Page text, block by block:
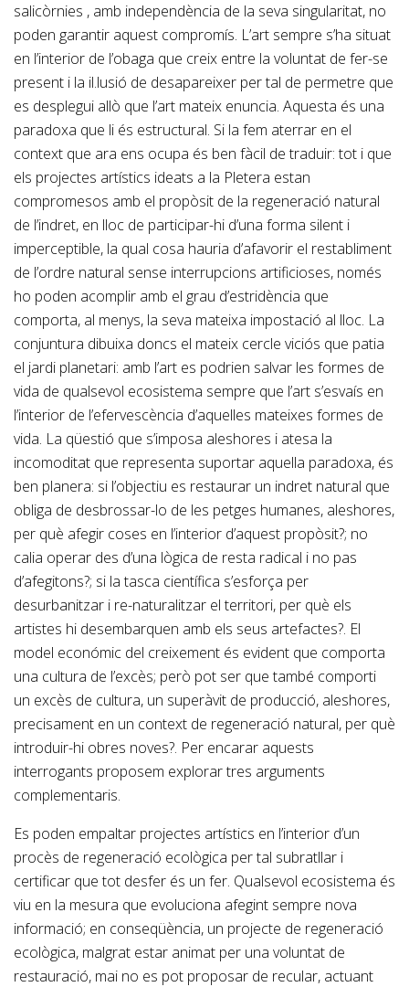
salicòrnies , amb independència de la seva singularitat, no
poden garantir aquest compromís. L’art sempre s’ha situat
en l’interior de l’obaga que creix entre la voluntat de fer-se
present i la il.lusió de desapareixer per tal de permetre que
es desplegui allò que l’art mateix enuncia. Aquesta és una
paradoxa que li és estructural. Si la fem aterrar en el
context que ara ens ocupa és ben fàcil de traduir: tot i que
els projectes artístics ideats a la Pletera estan
compromesos amb el propòsit de la regeneració natural
de l’indret, en lloc de participar-hi d’una forma silent i
imperceptible, la qual cosa hauria d’afavorir el restabliment
de l’ordre natural sense interrupcions artificioses, només
ho poden acomplir amb el grau d’estridència que
comporta, al menys, la seva mateixa impostació al lloc. La
conjuntura dibuixa doncs el mateix cercle viciós que patia
el jardi planetari: amb l’art es podrien salvar les formes de
vida de qualsevol ecosistema sempre que l’art s’esvaís en
l’interior de l’efervescència d’aquelles mateixes formes de
vida. La qüestió que s’imposa aleshores i atesa la
incomoditat que representa suportar aquella paradoxa, és
ben planera: si l’objectiu es restaurar un indret natural que
obliga de desbrossar-lo de les petges humanes, aleshores,
per què afegir coses en l’interior d’aquest propòsit?; no
calia operar des d’una lògica de resta radical i no pas
d’afegitons?; si la tasca científica s’esforça per
desurbanitzar i re-naturalitzar el territori, per què els
artistes hi desembarquen amb els seus artefactes?. El
model económic del creixement és evident que comporta
una cultura de l’excès; però pot ser que també comporti
un excès de cultura, un superàvit de producció, aleshores,
precisament en un context de regeneració natural, per què
introduir-hi obres noves?. Per encarar aquests
interrogants proposem explorar tres arguments
complementaris.
Es poden empaltar projectes artístics en l’interior d’un
procès de regeneració ecològica per tal subratllar i
certificar que tot desfer és un fer. Qualsevol ecosistema és
viu en la mesura que evoluciona afegint sempre nova
informació; en conseqüència, un projecte de regeneració
ecològica, malgrat estar animat per una voluntat de
restauració, mai no es pot proposar de recular, actuant